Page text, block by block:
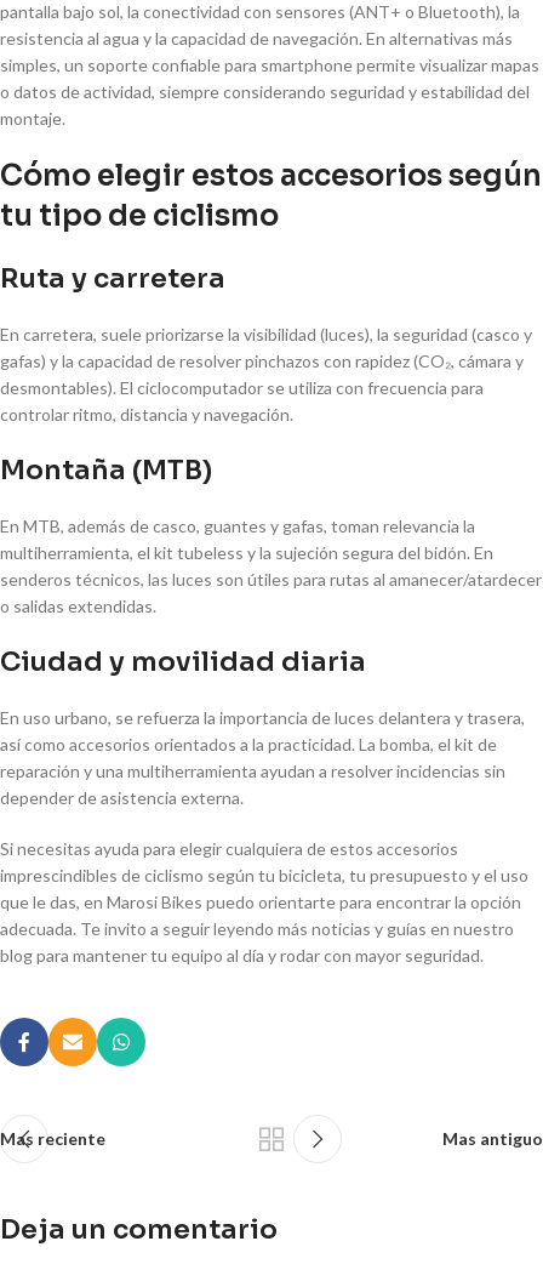
pantalla bajo sol, la conectividad con sensores (ANT+ o Bluetooth), la
resistencia al agua y la capacidad de navegación. En alternativas más
simples, un soporte confiable para smartphone permite visualizar mapas
o datos de actividad, siempre considerando seguridad y estabilidad del
montaje.
Cómo elegir estos accesorios según
tu tipo de ciclismo
Ruta y carretera
En carretera, suele priorizarse la visibilidad (luces), la seguridad (casco y
gafas) y la capacidad de resolver pinchazos con rapidez (CO₂, cámara y
desmontables). El ciclocomputador se utiliza con frecuencia para
controlar ritmo, distancia y navegación.
Montaña (MTB)
En MTB, además de casco, guantes y gafas, toman relevancia la
multiherramienta, el kit tubeless y la sujeción segura del bidón. En
senderos técnicos, las luces son útiles para rutas al amanecer/atardecer
o salidas extendidas.
Ciudad y movilidad diaria
En uso urbano, se refuerza la importancia de luces delantera y trasera,
así como accesorios orientados a la practicidad. La bomba, el kit de
reparación y una multiherramienta ayudan a resolver incidencias sin
depender de asistencia externa.
Si necesitas ayuda para elegir cualquiera de estos accesorios
imprescindibles de ciclismo según tu bicicleta, tu presupuesto y el uso
que le das, en Marosi Bikes puedo orientarte para encontrar la opción
adecuada. Te invito a seguir leyendo más noticias y guías en nuestro
blog para mantener tu equipo al día y rodar con mayor seguridad.
Mas reciente Mas antiguo
Deja un comentario